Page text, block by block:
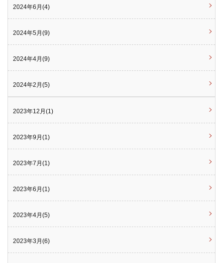
2024年6月(4)
2024年5月(9)
2024年4月(9)
2024年2月(5)
2023年12月(1)
2023年9月(1)
2023年7月(1)
2023年6月(1)
2023年4月(5)
2023年3月(6)